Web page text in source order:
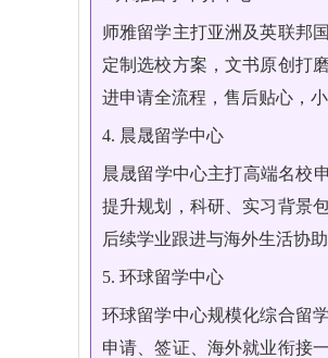
师雅留学主打亚洲及英联邦
定制选校方案，文书原创打
进申请全流程，售后贴心，
4. 晨晟留学中心
晨晟留学中心主打高端名校
提升规划，科研、实习背景
后续学业跟进与海外生活协助
5. 环球留学中心
环球留学中心规模化综合留
申请、签证、海外就业衔接